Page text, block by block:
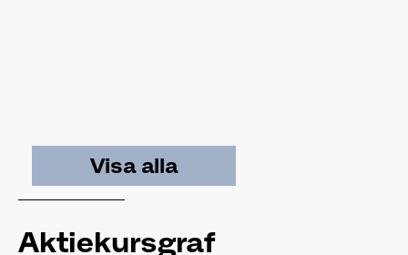
Visa alla
Aktiekursgraf